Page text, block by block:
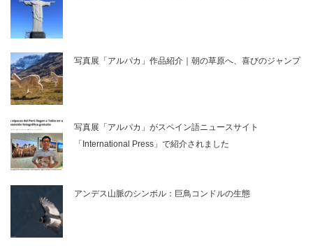
写真展「アルパカ」作品紹介｜朝の草原へ、喜びのジャンプ
写真展「アルパカ」がスペイン語ニュースサイト
「International Press」で紹介されました
アンデス山脈のシンボル：巨鳥コンドルの生態